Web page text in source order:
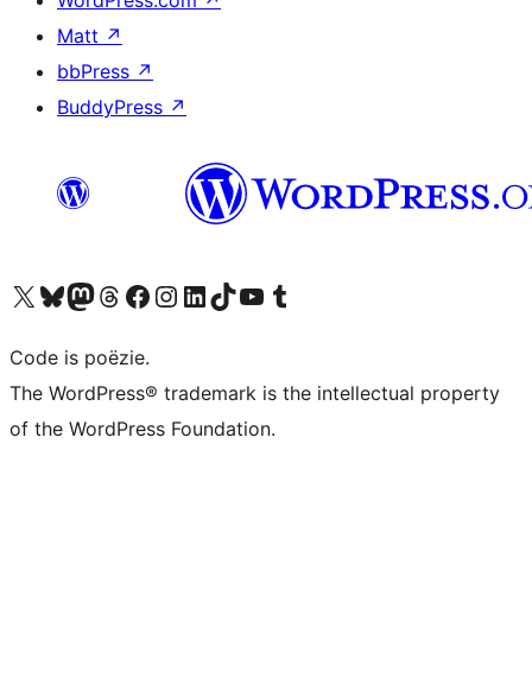
Matt ↗
bbPress ↗
BuddyPress ↗
Bezoek ons X (voorheen Twitter) account
Bezoek ons Bluesky account
Bezoek ons Mastodon account
Bezoek ons Threads account
Onze Facebook pagina bezoeken
Bezoek ons Instagram account
Bezoek ons LinkedIn account
Bezoek ons TikTok account
Bezoek ons YouTube kanaalBezoek ons Tumblr account
Code is poëzie.
The WordPress® trademark is the intellectual property
of the WordPress Foundation.